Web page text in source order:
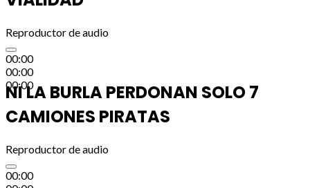
Reproductor de audio
00:00
00:00
00:00
NI LA BURLA PERDONAN SOLO 7
CAMIONES PIRATAS
Reproductor de audio
00:00